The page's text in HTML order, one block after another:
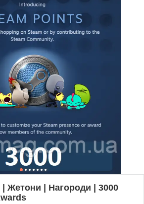
| Жетони | Нагороди | 3000